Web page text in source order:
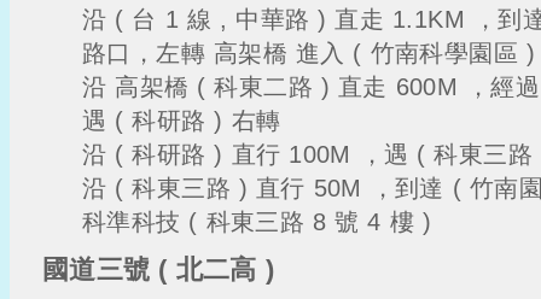
沿 ( 台 1 線 , 中華路 ) 直走 1.1KM ，到
路口，左轉 高架橋 進入 ( 竹南科學園區 )
沿 高架橋 ( 科東二路 ) 直走 600M ，經
遇 ( 科研路 ) 右轉
沿 ( 科研路 ) 直行 100M ，遇 ( 科東三路
沿 ( 科東三路 ) 直行 50M ，到達 ( 竹南
科準科技 ( 科東三路 8 號 4 樓 )
國道三號 ( 北二高 )